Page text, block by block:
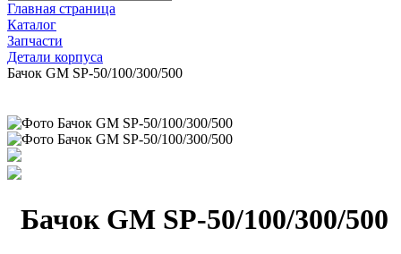
Главная страница
Каталог
Запчасти
Детали корпуса
Бачок GM SP-50/100/300/500
Бачок GM SP-50/100/300/500